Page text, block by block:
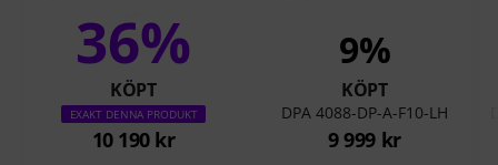
36%
KÖPT
EXAKT DENNA PRODUKT
10 190 kr
9%
KÖPT
DPA 4088-DP-A-F10-LH
9 999 kr